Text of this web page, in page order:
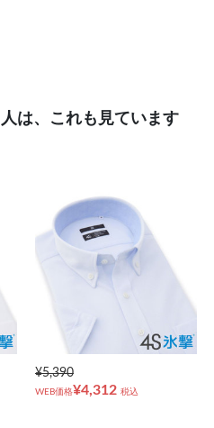
は、これも見ています
¥5,390
WEB価格¥4,312 税込